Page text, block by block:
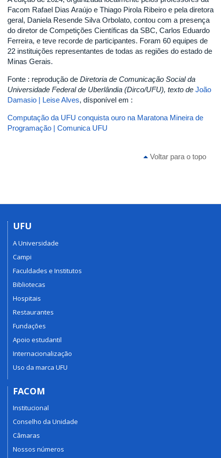
Facom Rafael Dias Araújo e Thiago Pirola Ribeiro e pela diretora
geral, Daniela Resende Silva Orbolato, contou com a presença
do diretor de Competições Científicas da SBC, Carlos Eduardo
Ferreira, e teve recorde de participantes. Foram 60 equipes de
22 instituições representantes de todas as regiões do estado de
Minas Gerais.
Fonte : reprodução de Diretoria de Comunicação Social da
Universidade Federal de Uberlândia (Dirco/UFU), texto de João
Damasio | Leise Alves, dísponível em :
Computação da UFU conquista ouro na Maratona Mineira de
Programação | Comunica UFU
Voltar para o topo
UFU
A Universidade
Campi
Faculdades e Institutos
Bibliotecas
Hospitais
Restaurantes
Fundações
Apoio estudantil
Internacionalização
Uso da marca UFU
FACOM
Institucional
Conselho da Unidade
Câmaras
Nossos números